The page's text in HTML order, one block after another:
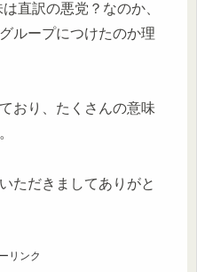
直訳の悪党？なのか、
ループにつけたのか理
おり、たくさんの意味
ただきましてありがと
リンク